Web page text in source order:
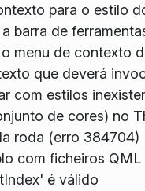
para o estilo
barra de
menu de contexto
que deverá
com estilos
de cores) no
roda (erro 384704)
com ficheiros
é válido